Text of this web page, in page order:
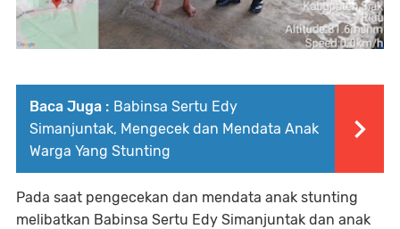
Baca Juga : Babinsa Sertu Edy
Simanjuntak, Mengecek dan Mendata Anak
Warga Yang Stunting
Pada saat pengecekan dan mendata anak stunting
melibatkan Babinsa Sertu Edy Simanjuntak dan anak